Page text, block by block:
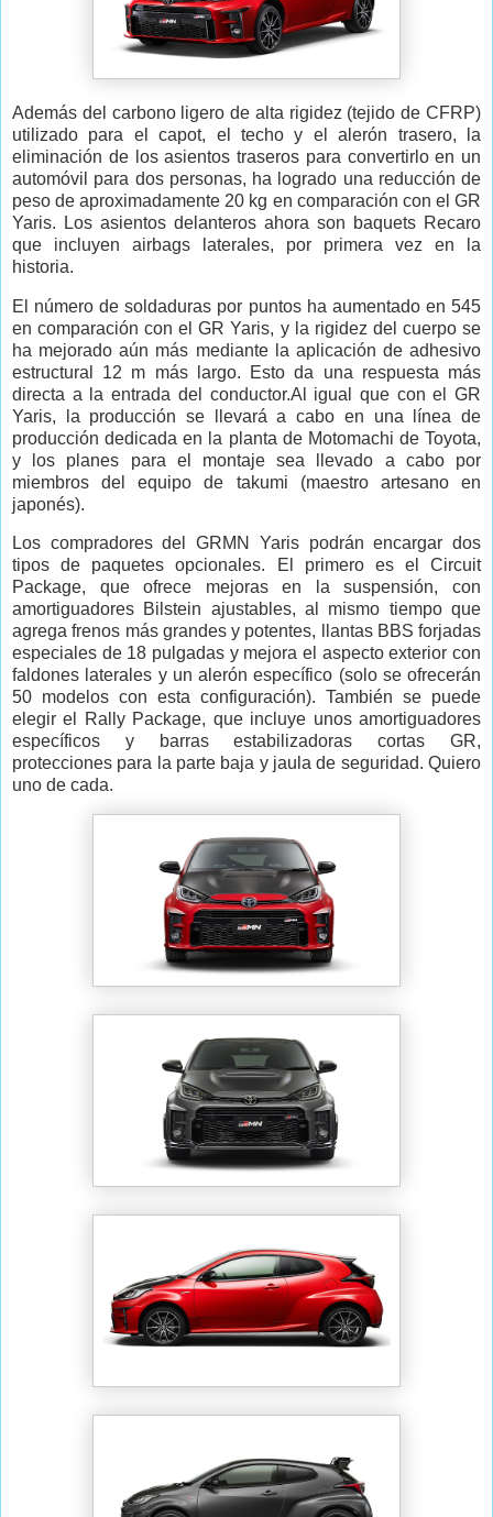
Además del carbono ligero de alta rigidez (tejido de CFRP)
utilizado para el capot, el techo y el alerón trasero, la
eliminación de los asientos traseros para convertirlo en un
automóvil para dos personas, ha logrado una reducción de
peso de aproximadamente 20 kg en comparación con el GR
Yaris. Los asientos delanteros ahora son baquets Recaro
que incluyen airbags laterales, por primera vez en la
historia.
El número de soldaduras por puntos ha aumentado en 545
en comparación con el GR Yaris, y la rigidez del cuerpo se
ha mejorado aún más mediante la aplicación de adhesivo
estructural 12 m más largo. Esto da una respuesta más
directa a la entrada del conductor.Al igual que con el GR
Yaris, la producción se llevará a cabo en una línea de
producción dedicada en la planta de Motomachi de Toyota,
y los planes para el montaje sea llevado a cabo por
miembros del equipo de takumi (maestro artesano en
japonés).
Los compradores del GRMN Yaris podrán encargar dos
tipos de paquetes opcionales. El primero es el Circuit
Package, que ofrece mejoras en la suspensión, con
amortiguadores Bilstein ajustables, al mismo tiempo que
agrega frenos más grandes y potentes, llantas BBS forjadas
especiales de 18 pulgadas y mejora el aspecto exterior con
faldones laterales y un alerón específico (solo se ofrecerán
50 modelos con esta configuración). También se puede
elegir el Rally Package, que incluye unos amortiguadores
específicos y barras estabilizadoras cortas GR,
protecciones para la parte baja y jaula de seguridad. Quiero
uno de cada.